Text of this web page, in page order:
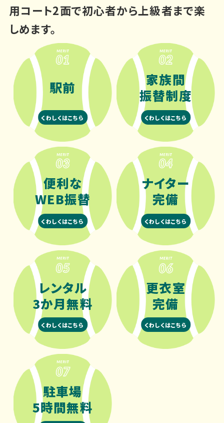
用コート2面で初心者から上級者まで楽
しめます。
駅前
くわしくはこちら
家族間
振替制度
くわしくはこちら
便利な
WEB振替
くわしくはこちら
ナイター
完備
くわしくはこちら
レンタル
3か月無料
くわしくはこちら
更衣室
完備
くわしくはこちら
駐車場
5時間無料